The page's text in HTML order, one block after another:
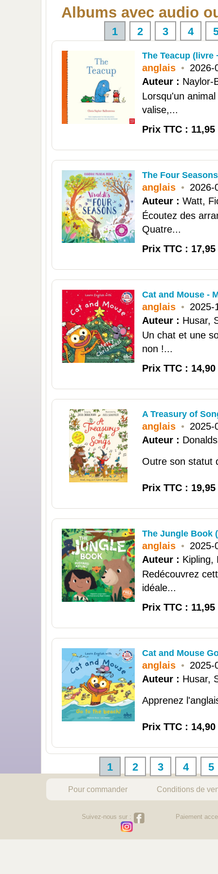
Albums avec audio
1 2 3 4
The Teacup (livre
anglais • 2026-
Auteur : Naylor-
Lorsqu'un
valise,...
Prix TTC : 11,95
The Four Seasons
anglais • 2026-
Auteur : Watt,
Écoutez des
Quatre...
Prix TTC : 17,95
Cat and Mouse -
anglais • 2025-
Auteur : Husar,
Un chat et une
non !...
Prix TTC : 14,90
A Treasury of
anglais • 2025-
Auteur :
Outre son statut
Prix TTC : 19,95
The Jungle Book
anglais • 2025-
Auteur : Kipling,
Redécouvrez
idéale...
Prix TTC : 11,95
Cat and Mouse
anglais • 2025-
Auteur : Husar,
Apprenez
Prix TTC : 14,90
1 2 3 4 5
Pour commander Conditions de
Suivez-nous sur : Paiement